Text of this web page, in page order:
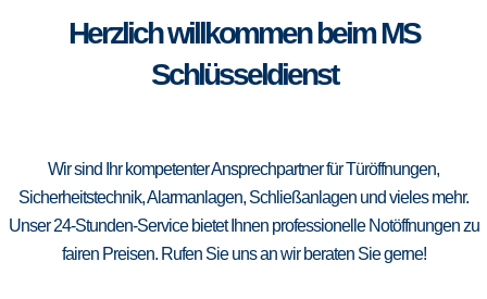
Herzlich willkommen beim MS
Schlüsseldienst
Wir sind Ihr kompetenter Ansprechpartner für Türöffnungen,
Sicherheitstechnik, Alarmanlagen, Schließanlagen und vieles mehr.
Unser 24-Stunden-Service bietet Ihnen professionelle Notöffnungen zu
fairen Preisen. Rufen Sie uns an wir beraten Sie gerne!